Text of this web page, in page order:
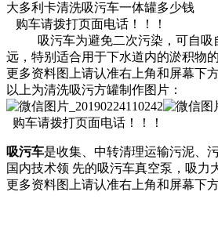
大多利卡清洗吸污车一体罐多少钱
购车请拨打页面电话！！！
吸污车为避免二次污染，可自吸自
远，特别适合用于下水道内的淤积物
更多资料图上请认准右上角和屏幕下
以上为清洗吸污方罐制作图片：
购车请拨打页面电话！！！
吸污车是收集、中转清理运输污泥、
国内技术领 先的吸污车真空泵，吸
更多资料图上请认准右上角和屏幕下